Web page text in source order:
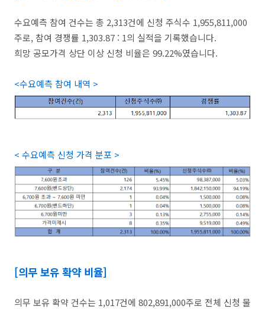
수요예측 참여 건수는 총 2,313건에 신청 주식수 1,955,811,000
주로, 참여 경쟁률 1,303.87 : 1의 실적을 기록했습니다.
희망 공모가격 상단 이상 신청 비율은 99.22%였습니다.
<수요예측 참여 내역 >
< 수요예측 신청 가격 분포 >
[의무 보유 확약 비율]
의무 보유 확약 건수는 1,017건에 802,891,000주로 전체 신청 물